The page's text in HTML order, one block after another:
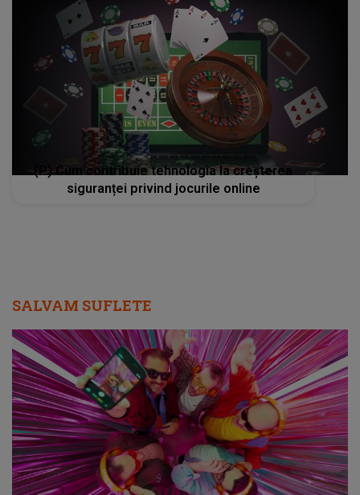
(P) Cum contribuie tehnologia la creșterea
siguranței privind jocurile online
SALVAM SUFLETE